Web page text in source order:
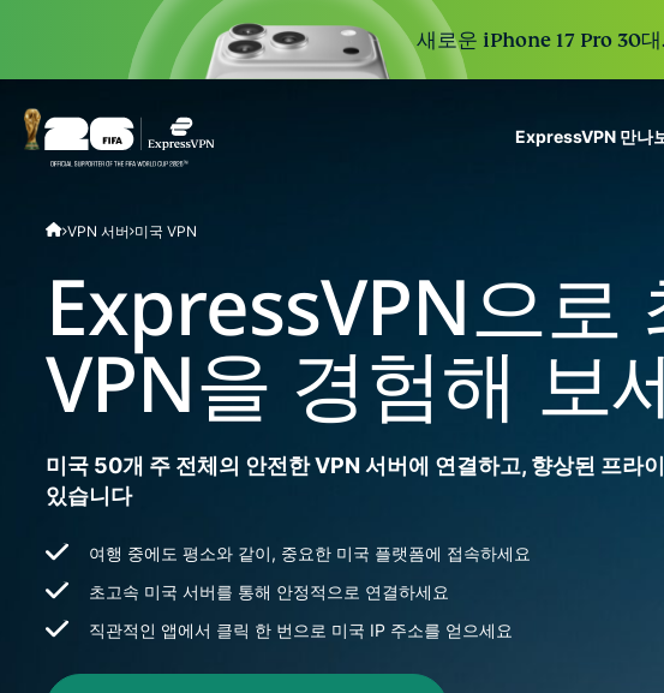
새로운 iPhone 17 Pro 30
ExpressVPN 만나
scale.
VPN 서버 미국 VPN
ExpressVPN으로
VPN을 경험해 보
미국 50개 주 전체의 안전한 VPN 서버에 연결하고, 향상된 프라
있습니다
여행 중에도 평소와 같이, 중요한 미국 플랫폼에 접속하세요
초고속 미국 서버를 통해 안정적으로 연결하세요
직관적인 앱에서 클릭 한 번으로 미국 IP 주소를 얻으세요